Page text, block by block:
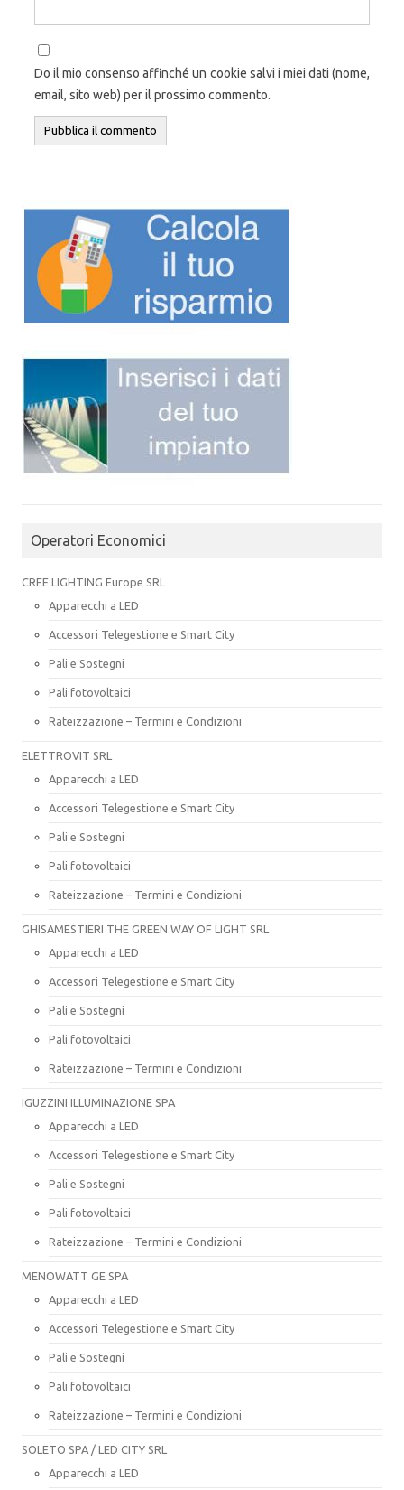
Do il mio consenso affinché un cookie salvi i miei dati (nome,
email, sito web) per il prossimo commento.
Operatori Economici
CREE LIGHTING Europe SRL
Apparecchi a LED
Accessori Telegestione e Smart City
Pali e Sostegni
Pali fotovoltaici
Rateizzazione – Termini e Condizioni
ELETTROVIT SRL
Apparecchi a LED
Accessori Telegestione e Smart City
Pali e Sostegni
Pali fotovoltaici
Rateizzazione – Termini e Condizioni
GHISAMESTIERI THE GREEN WAY OF LIGHT SRL
Apparecchi a LED
Accessori Telegestione e Smart City
Pali e Sostegni
Pali fotovoltaici
Rateizzazione – Termini e Condizioni
IGUZZINI ILLUMINAZIONE SPA
Apparecchi a LED
Accessori Telegestione e Smart City
Pali e Sostegni
Pali fotovoltaici
Rateizzazione – Termini e Condizioni
MENOWATT GE SPA
Apparecchi a LED
Accessori Telegestione e Smart City
Pali e Sostegni
Pali fotovoltaici
Rateizzazione – Termini e Condizioni
SOLETO SPA / LED CITY SRL
Apparecchi a LED